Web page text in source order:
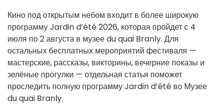
Кино под открытым небом входит в более широкую
программу Jardin d’été 2026, которая пройдет с 4
июля по 2 августа в музее du quai Branly. Для
остальных бесплатных мероприятий фестиваля —
мастерские, рассказы, викторины, вечерние показы и
зелёные прогулки — отдельная статья поможет
проследить полную программу Jardin d’été во Музее
du quai Branly.